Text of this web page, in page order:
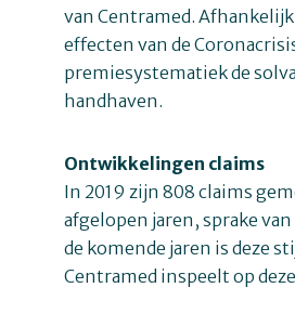
van Centramed.
effecten van de
premiesystematiek de
handhaven.
Ontwikkelingen claims
In 2019 zijn 808 claims
afgelopen jaren, sprake
de komende jaren is deze
Centramed inspeelt op